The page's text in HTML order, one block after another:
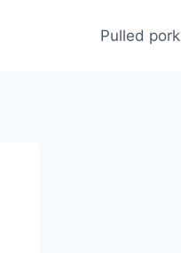
Pulled pork